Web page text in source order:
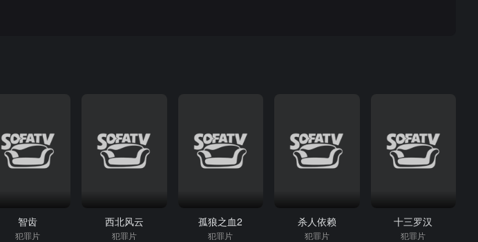
智齿
犯罪片
西北风云
犯罪片
孤狼之血2
犯罪片
杀人依赖
犯罪片
十三罗汉
犯罪片